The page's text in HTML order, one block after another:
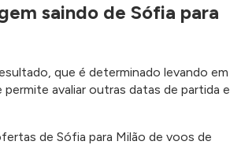
saindo de Sófia para
que é determinado levando em
avaliar outras datas de partida e
de Sófia para Milão de voos de